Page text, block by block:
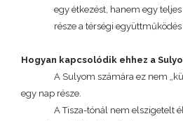
egy étkezést, hanem egy
része a térségi együttműködés
Hogyan kapcsolódik ehhez a
A Sulyom számára ez nem
egy nap része.
A Tisza-tónál nem elszigetelt